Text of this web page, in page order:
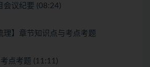
会议纪要 (08:24)
理】章节知识点与考点考题
点考题 (11:11)